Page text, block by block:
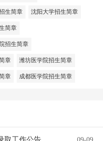
生简章 沈阳大学招生简章
简章
招生简章
章 潍坊医学院招生简章
章 成都医学院招生简章
取工作公告